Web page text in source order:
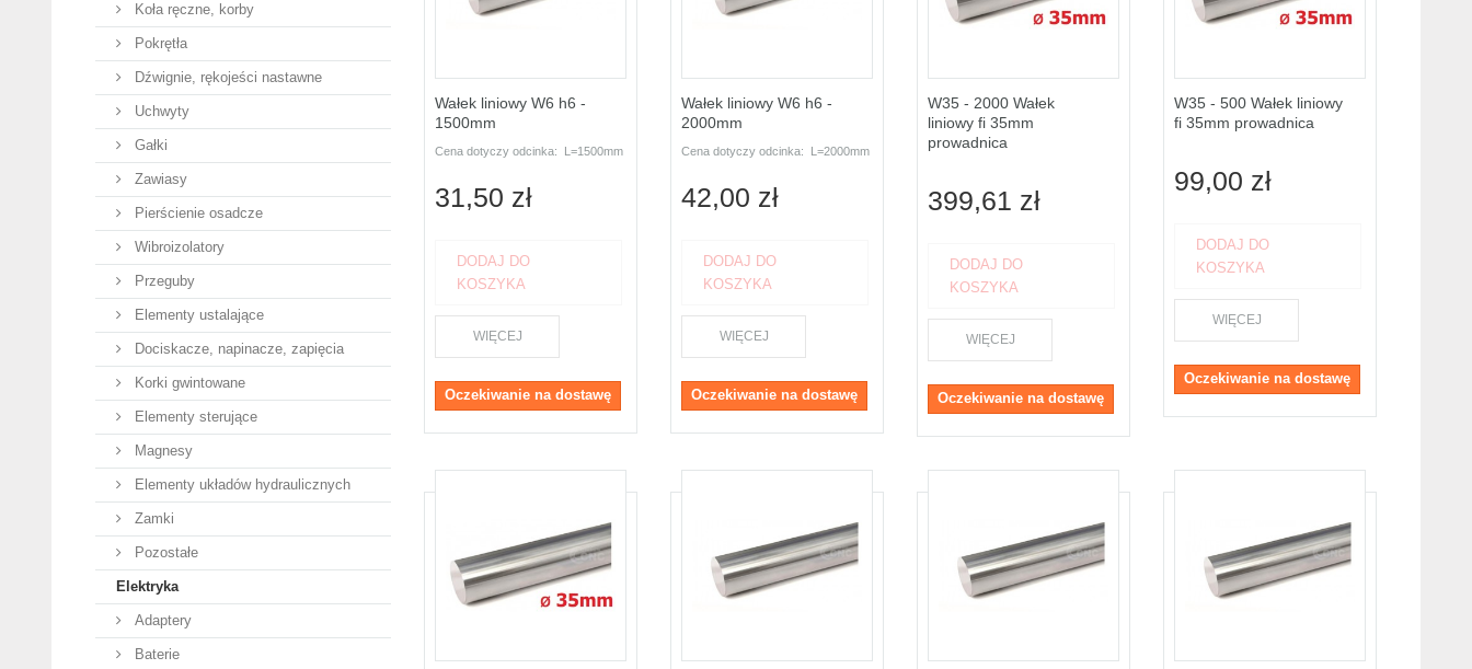
Koła ręczne, korby
Pokrętła
Dźwignie, rękojeści nastawne
Uchwyty
Gałki
Zawiasy
Pierścienie osadcze
Wibroizolatory
Przeguby
Elementy ustalające
Dociskacze, napinacze, zapięcia
Korki gwintowane
Elementy sterujące
Magnesy
Elementy układów hydraulicznych
Zamki
Pozostałe
Elektryka
Adaptery
Baterie
Wałek liniowy W6 h6 -
1500mm
Cena dotyczy odcinka: L=1500mm
31,50 zł
DODAJ DO
KOSZYKA
WIĘCEJ
Oczekiwanie na dostawę
Wałek liniowy W6 h6 -
2000mm
Cena dotyczy odcinka: L=2000mm
42,00 zł
DODAJ DO
KOSZYKA
WIĘCEJ
Oczekiwanie na dostawę
W35 - 2000 Wałek
liniowy fi 35mm
prowadnica
399,61 zł
DODAJ DO
KOSZYKA
WIĘCEJ
Oczekiwanie na dostawę
W35 - 500 Wałek liniowy
fi 35mm prowadnica
99,00 zł
DODAJ DO
KOSZYKA
WIĘCEJ
Oczekiwanie na dostawę